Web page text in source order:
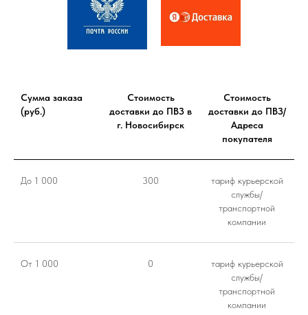
Сумма заказа
(руб.)
Стоимость
доставки до ПВЗ в
г. Новосибирск
Стоимость
доставки до ПВЗ/
Адреса
покупателя
До 1 000 300
тариф курьерской
службы/
транспортной
компании
От 1 000 0
тариф курьерской
службы/
транспортной
компании